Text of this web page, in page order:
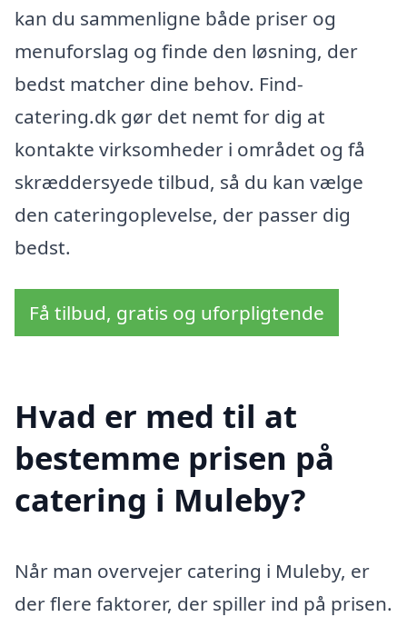
kan du sammenligne både priser og
menuforslag og finde den løsning, der
bedst matcher dine behov. Find-
catering.dk gør det nemt for dig at
kontakte virksomheder i området og få
skræddersyede tilbud, så du kan vælge
den cateringoplevelse, der passer dig
bedst.
Få tilbud, gratis og uforpligtende
Hvad er med til at
bestemme prisen på
catering i Muleby?
Når man overvejer catering i Muleby, er
der flere faktorer, der spiller ind på prisen.